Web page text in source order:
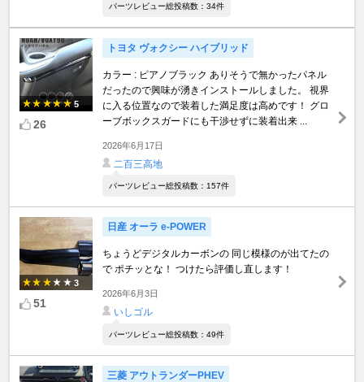
パーツレビュー総投稿数：34件
5
26
トヨタ ヴォクシー ハイブリッド
カラー : ピアノブラック ありそうで無かったパネル
だったので興味が湧きインストールしました。 視界
に入る位置なので装着した満足度は高めです！ グロ
ーブボックスガードにも干渉せずに装着出来 ...
2026年6月17日
二百三高地
パーツレビュー総投稿数：157件
3
51
日産 オーラ e-POWER
ちょうどデジタルカーボンの 同じ模様のが出てたの
で ポチッとな！ つけたら評価し直します！
2026年6月3日
いしゴル
パーツレビュー総投稿数：49件
三菱 アウトランダーPHEV